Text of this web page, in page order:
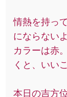
情熱を持っ
にならない
カラーは赤
くと、いい
本日の吉方